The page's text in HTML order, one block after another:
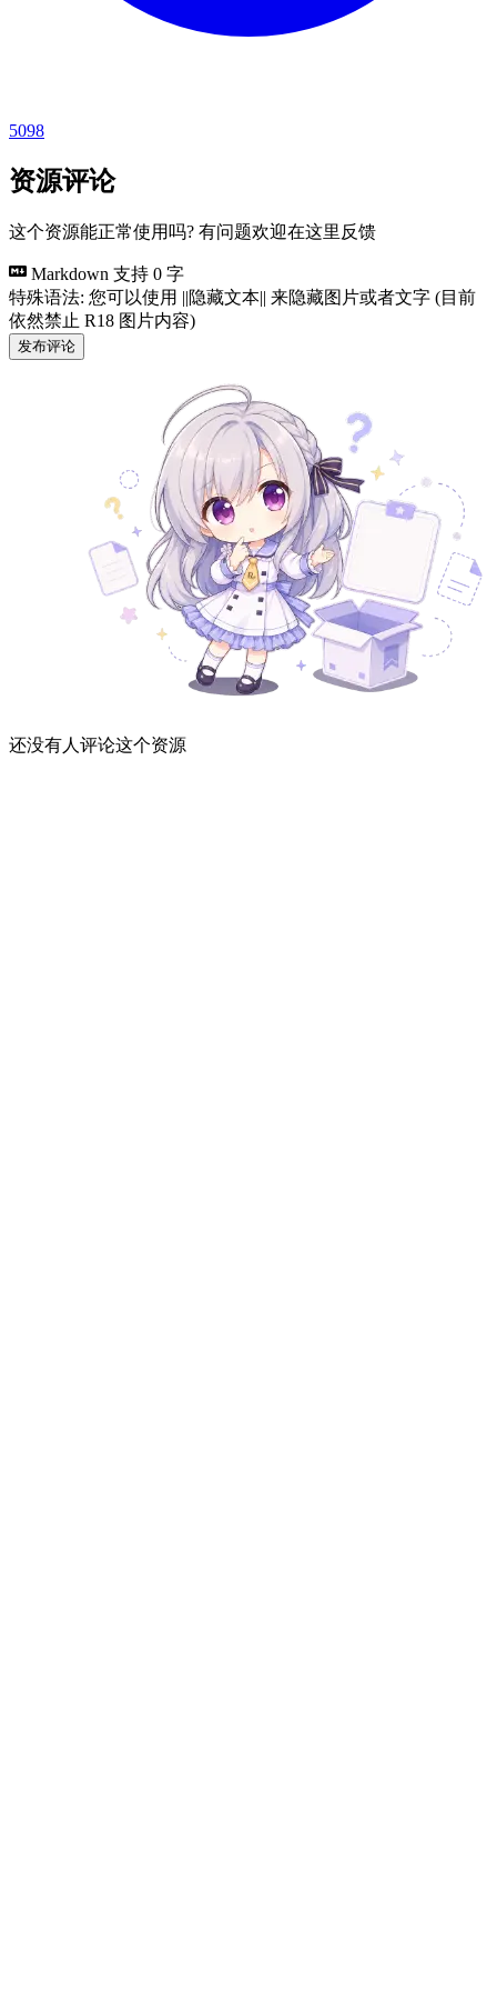
5098
资源评论
这个资源能正常使用吗? 有问题欢迎在这里反馈
Markdown 支持 0 字
特殊语法: 您可以使用 ||隐藏文本|| 来隐藏图片或者文字 (目前
依然禁止 R18 图片内容)
发布评论
还没有人评论这个资源